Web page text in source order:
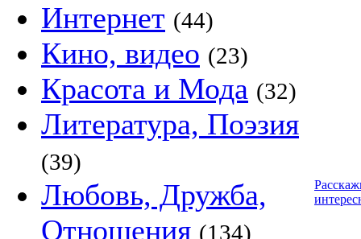
Интернет (44)
Кино, видео (23)
Красота и Мода (32)
Литература, Поэзия
(39)
Любовь, Дружба,
Отношения (134)